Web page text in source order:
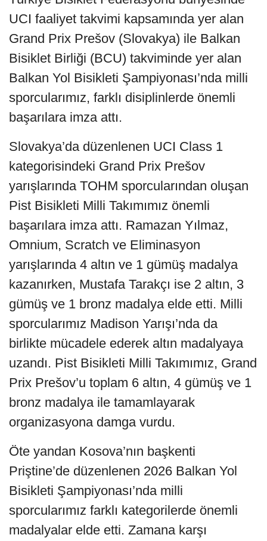
UCI faaliyet takvimi kapsamında yer alan
Grand Prix Prešov (Slovakya) ile Balkan
Bisiklet Birliği (BCU) takviminde yer alan
Balkan Yol Bisikleti Şampiyonası’nda milli
sporcularımız, farklı disiplinlerde önemli
başarılara imza attı.
Slovakya’da düzenlenen UCI Class 1
kategorisindeki Grand Prix Prešov
yarışlarında TOHM sporcularından oluşan
Pist Bisikleti Milli Takımımız önemli
başarılara imza attı. Ramazan Yılmaz,
Omnium, Scratch ve Eliminasyon
yarışlarında 4 altın ve 1 gümüş madalya
kazanırken, Mustafa Tarakçı ise 2 altın, 3
gümüş ve 1 bronz madalya elde etti. Milli
sporcularımız Madison Yarışı’nda da
birlikte mücadele ederek altın madalyaya
uzandı. Pist Bisikleti Milli Takımımız, Grand
Prix Prešov’u toplam 6 altın, 4 gümüş ve 1
bronz madalya ile tamamlayarak
organizasyona damga vurdu.
Öte yandan Kosova’nın başkenti
Priştine’de düzenlenen 2026 Balkan Yol
Bisikleti Şampiyonası’nda milli
sporcularımız farklı kategorilerde önemli
madalyalar elde etti. Zamana karşı